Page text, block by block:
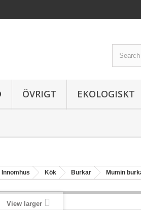
ÖVRIGT EKOLOGISKT
Innomhus Kök Burkar Mumin
View larger